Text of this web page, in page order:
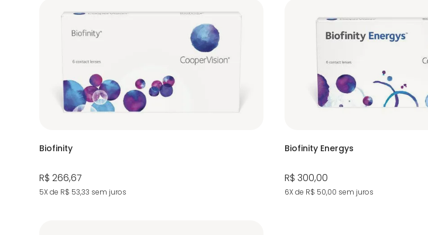
Biofinity
R$ 266,67
5X de R$ 53,33 sem juros
Biofinity Energys
R$ 300,00
6X de R$ 50,00 sem juros